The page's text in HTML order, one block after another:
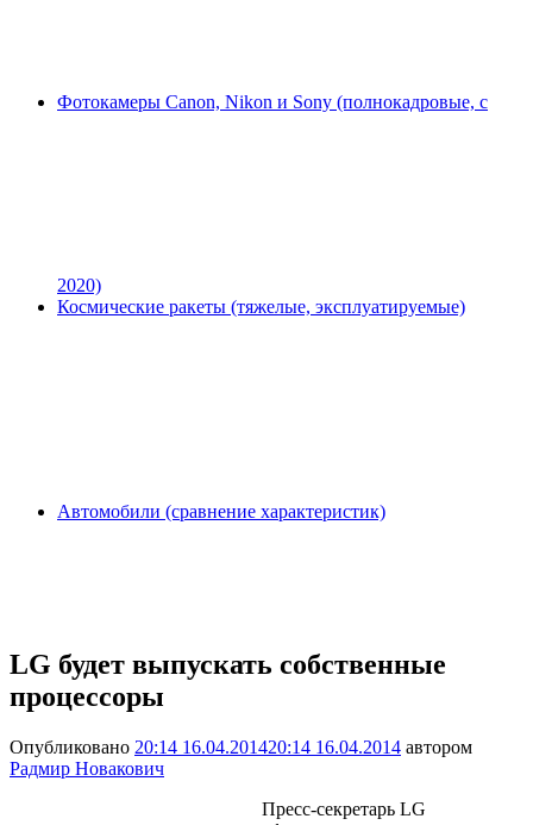
Фотокамеры Canon, Nikon и Sony (полнокадровые, с
2020)
Космические ракеты (тяжелые, эксплуатируемые)
Автомобили (сравнение характеристик)
LG будет выпускать собственные
процессоры
Опубликовано 20:14 16.04.201420:14 16.04.2014 автором
Радмир Новакович
Пресс-секретарь LG